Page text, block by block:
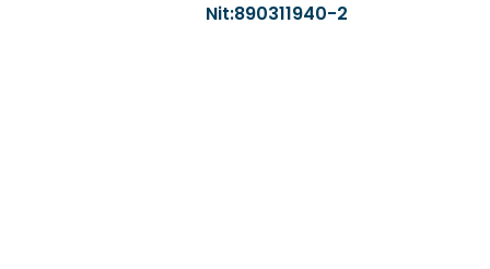
Nit:890311940-2